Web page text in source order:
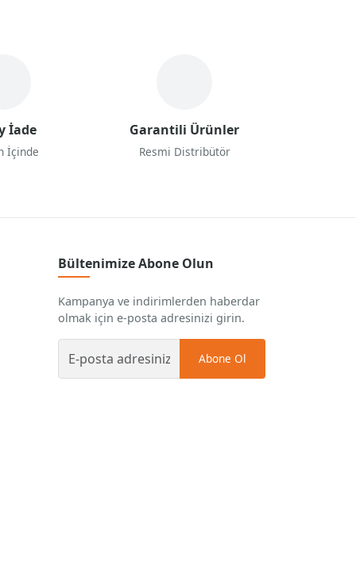
İade
İçinde
Garantili Ürünler
Resmi Distribütör
Bültenimize Abone Olun
Kampanya ve indirimlerden haberdar
olmak için e-posta adresinizi girin.
Abone Ol